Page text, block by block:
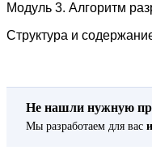
Модуль 3. Алгоритм
Структура и
Не нашли нужную
Мы разработаем для вас